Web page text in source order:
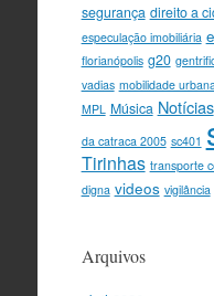
segurança direito a
especulação imobiliária
florianópolis g20
vadias mobilidade urbana
MPL Música Notícias
da catraca 2005 sc401
Tirinhas transporte
digna videos vigilância
Arquivos